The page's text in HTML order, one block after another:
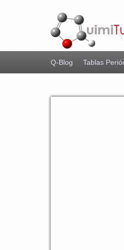
Q-Blog Tablas